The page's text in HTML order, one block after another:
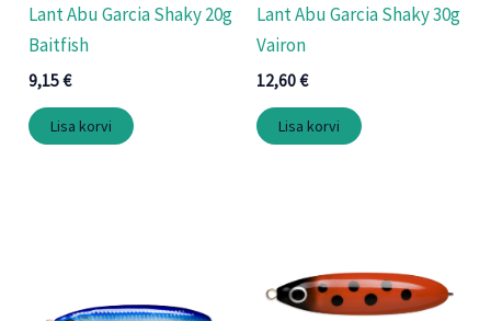
Lant Abu Garcia Shaky 20g
Baitfish
9,15€
Lisa korvi
Lant Abu Garcia Shaky 30g
Vairon
12,60€
Lisa korvi